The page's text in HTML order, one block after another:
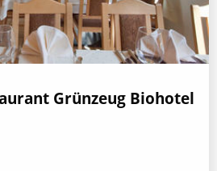
Grünzeug Biohotel